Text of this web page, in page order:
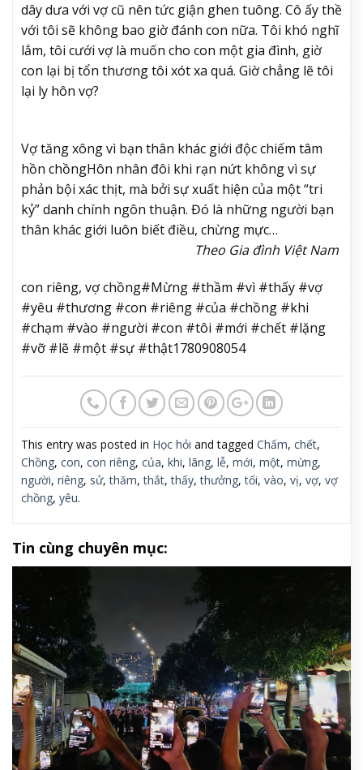
dây dưa với vợ cũ nên tức giận ghen tuông. Cô ấy thề
với tôi sẽ không bao giờ đánh con nữa. Tôi khó nghĩ
lắm, tôi cưới vợ là muốn cho con một gia đình, giờ
con lại bị tổn thương tôi xót xa quá. Giờ chẳng lẽ tôi
lại ly hôn vợ?
Vợ tăng xông vì bạn thân khác giới độc chiếm tâm
hồn chồngHôn nhân đôi khi rạn nứt không vì sự
phản bội xác thịt, mà bởi sự xuất hiện của một “tri
kỷ” danh chính ngôn thuận. Đó là những người bạn
thân khác giới luôn biết điều, chừng mực…
Theo Gia đình Việt Nam
con riêng, vợ chồng#Mừng #thầm #vì #thấy #vợ
#yêu #thương #con #riêng #của #chồng #khi
#chạm #vào #người #con #tôi #mới #chết #lặng
#vỡ #lẽ #một #sự #thật1780908054
This entry was posted in Học hỏi and tagged Chấm, chết,
Chồng, con, con riêng, của, khi, lãng, lễ, mới, một, mừng,
người, riêng, sử,thăm,thắt,thấy,thưởng,tối, vào, vị, vợ, vợ
chồng, yêu.
Tin cùng chuyên mục: